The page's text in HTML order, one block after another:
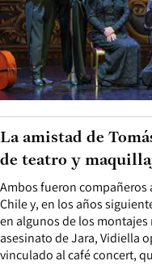
Ambos fueron compañeros
Chile y, en los años
en algunos de los montajes
asesinato de Jara, Vidiella
vinculado al café concert,
La amistad de
de teatro y